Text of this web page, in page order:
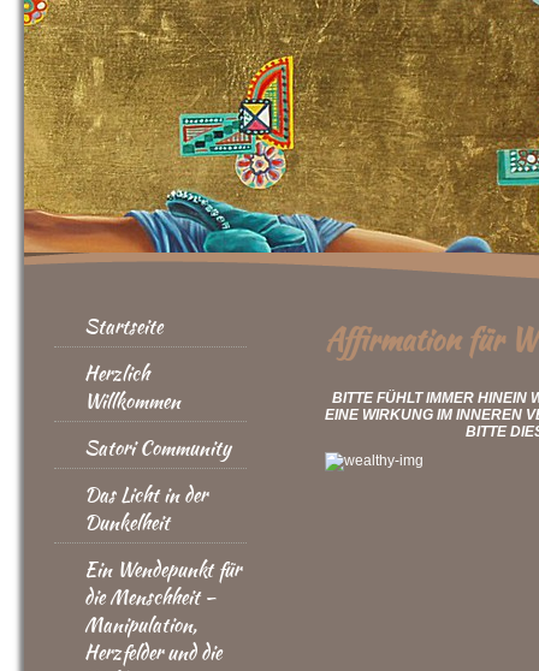
Startseite
Herzlich
Willkommen
Satori Community
Das Licht in der
Dunkelheit
Ein Wendepunkt für
die Menschheit –
Manipulation,
Herzfelder und die
Affirmation für
BITTE FÜHLT IMMER HINEIN
EINE WIRKUNG IM INNEREN
BITTE